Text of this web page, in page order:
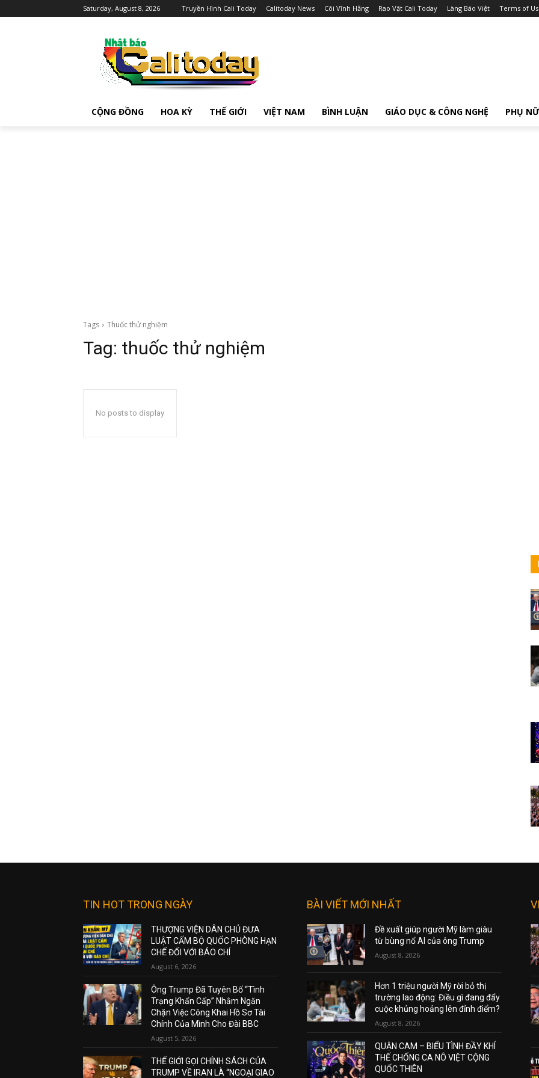
Saturday, August 8, 2026 Truyền Hình Cali Today Calitoday News Cõi Vĩnh Hằng Rao Vặt Cali Today Làng Báo Việt Terms of
CỘNG ĐỒNG HOA KỲ THẾ GIỚI VIỆT NAM BÌNH LUẬN GIÁO DỤC & CÔNG NGHỆ PHỤ NỮ
Tags Thuốc thử nghiệm
Tag: thuốc thử nghiệm
No posts to display
TIN HOT TRONG NGÀY
THƯỢNG VIỆN DÂN CHỦ ĐƯA
LUẬT CẤM BỘ QUỐC PHÒNG HẠN
CHẾ ĐỐI VỚI BÁO CHÍ
August 6, 2026
Ông Trump Đã Tuyên Bố “Tình
Trạng Khẩn Cấp” Nhằm Ngăn
Chặn Việc Công Khai Hồ Sơ Tài
Chính Của Mình Cho Đài BBC
August 5, 2026
THẾ GIỚI GỌI CHÍNH SÁCH CỦA
TRUMP VỀ IRAN LÀ “NGOẠI GIAO
BÀI VIẾT MỚI NHẤT
Đề xuất giúp người Mỹ làm giàu
từ bùng nổ AI của ông Trump
August 8, 2026
Hơn 1 triệu người Mỹ rời bỏ thị
trường lao động: Điều gì đang đẩy
cuộc khủng hoảng lên đỉnh điểm?
August 8, 2026
QUẬN CAM – BIỂU TÌNH ĐẦY KHÍ
THẾ CHỐNG CA NÔ VIỆT CỘNG
QUỐC THIÊN